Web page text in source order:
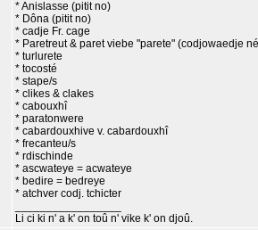
* Anislasse (pitit no)
* Dôna (pitit no)
* cadje Fr. cage
* Paretreut & paret viebe "parete" (codjowaedje
* turlurete
* tocosté
* stape/s
* clikes & clakes
* cabouxhî
* paratonwere
* cabardouxhive v. cabardouxhî
* frecanteu/s
* rdischinde
* ascwateye = acwateye
* bedire = bedreye
* atchver codj. tchicter
Li ci ki n' a k' on toû n' vike k' on djoû.